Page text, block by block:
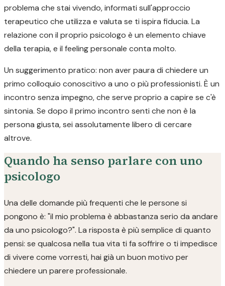
problema che stai vivendo, informati sull'approccio
terapeutico che utilizza e valuta se ti ispira fiducia. La
relazione con il proprio psicologo è un elemento chiave
della terapia, e il feeling personale conta molto.
Un suggerimento pratico: non aver paura di chiedere un
primo colloquio conoscitivo a uno o più professionisti. È un
incontro senza impegno, che serve proprio a capire se c'è
sintonia. Se dopo il primo incontro senti che non è la
persona giusta, sei assolutamente libero di cercare
altrove.
Quando ha senso parlare con uno
psicologo
Una delle domande più frequenti che le persone si
pongono è: "il mio problema è abbastanza serio da andare
da uno psicologo?". La risposta è più semplice di quanto
pensi: se qualcosa nella tua vita ti fa soffrire o ti impedisce
di vivere come vorresti, hai già un buon motivo per
chiedere un parere professionale.